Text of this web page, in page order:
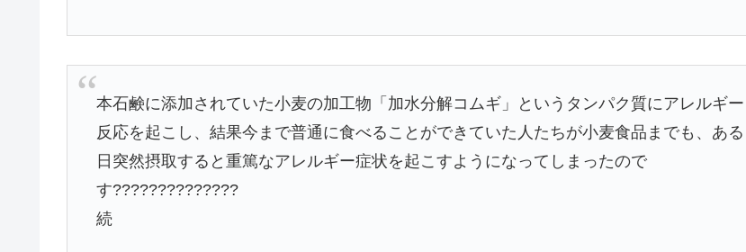
本石鹸に添加されていた小麦の加工物「加水分解コムギ」というタンパク質にアレルギー
反応を起こし、結果今まで普通に食べることができていた人たちが小麦食品までも、ある
日突然摂取すると重篤なアレルギー症状を起こすようになってしまったので
す??????????????
続